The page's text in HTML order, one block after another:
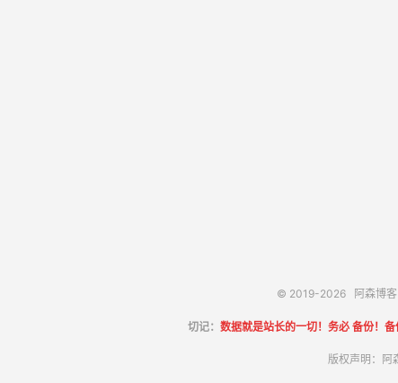
© 2019-2026 阿森博客
切记： 数据就是站长的一切！务必 备份！备
版权声明：阿